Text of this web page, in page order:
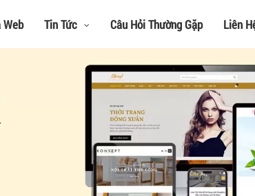
Web Tin Tức Câu Hỏi Thường Gặp Liên